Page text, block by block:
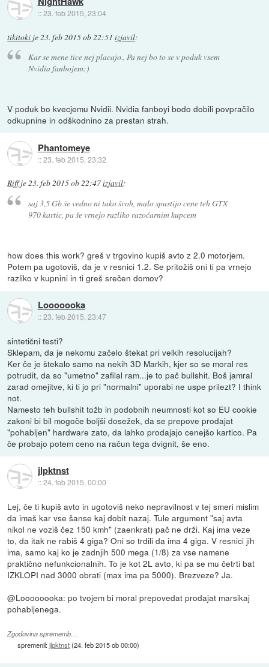
::23. feb 2015, 23:04
tikitoki je23. feb 2015 ob 22:51 izjavil:
Kar se mene tice nej placajo., Pa nej bo to se v poduk vsem
Nvidia fanbojem:)
V poduk bo kvecjemu Nvidii. Nvidia fanboyi bodo dobili povpračilo
odkupnine in odškodnino za prestan strah.
Phantomeye
::23. feb 2015, 23:32
Riffje23. feb 2015 ob 22:47izjavil:
saj 3,5 Gb še vedno ni tako švoh, malo spustijo cene teh GTX
970 kartic, pa še vrnejo razliko razočarnim kupcem
how does this work? greš v trgovino kupiš avto z 2.0 motorjem.
Potem pa ugotoviš, da je v resnici 1.2. Se pritožiš oni ti pa vrnejo
razliko v kupnini in ti greš srečen domov?
Looooooka
::23. feb 2015, 23:47
sintetični testi?
Sklepam, da je nekomu začelo štekat pri velkih resolucijah?
Ker če je štekalo samo na nekih 3D Markih, kjer so se moral res
potrudit, da so "umetno" zafilal ram...je to pač bullshit. Boš jamral
zarad omejitve, ki ti jo pri "normalni" uporabi ne uspe prilezt? I think
not.
Namesto teh bullshit tožb in podobnih neumnosti kot so EU cookie
zakoni bi bil mogoče boljši dosežek, da se prepove prodajat
"pohabljen" hardware zato, da lahko prodajajo cenejšo kartico. Pa
če probajo potem ceno na račun tega dvignit, še eno.
jlpktnst
::24. feb 2015, 00:00
Lej, če ti kupiš avto in ugotoviš neko nepravilnost v tej smeri mislim
da imaš kar vse šanse kaj dobit nazaj. Tule argument "saj avta
nikol ne voziš čez 150 kmh" (zaenkrat) pač ne drži. Kaj ima veze
to, da itak ne rabiš 4 giga? Oni so trdili da ima 4 giga. V resnici jih
ima, samo kaj ko je zadnjih 500 mega (1/8) za vse namene
praktično nefunkcionalnih. To je kot 2L avto, ki pa se mu četrti bat
IZKLOPI nad 3000 obrati (max ima pa 5000). Brezveze? Ja.
@Loooooooka: po tvojem bi moral prepovedat prodajat marsikaj
pohabljenega.
Zgodovina sprememb…
spremenil:jlpktnst(24. feb 2015 ob 00:00)